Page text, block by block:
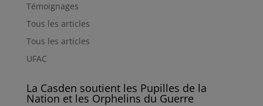
Témoignages
Tous les articles
Tous les articles
UFAC
La Casden soutient les Pupilles de la
Nation et les Orphelins du Guerre